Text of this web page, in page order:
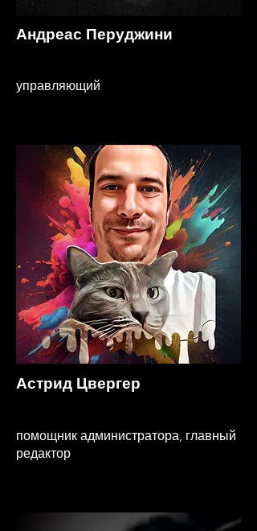
Андреас Перуджини
управляющий
Астрид Цвергер
помощник администратора, главный
редактор